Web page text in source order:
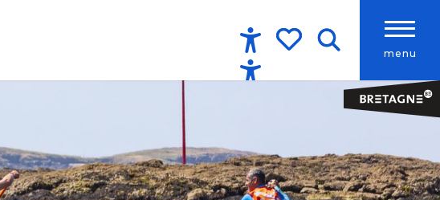
menu
Accessibilité